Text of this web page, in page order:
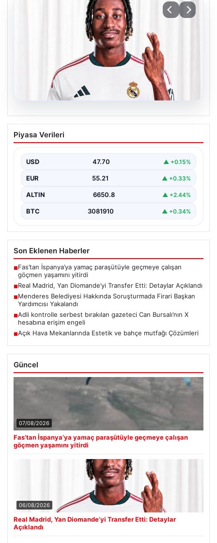
06.08.2026
Real Madrid, Yan Diomande’yi Transfer
Etti: Detaylar Açıklandı
gündeme oturdu. Kulüp, Fildişi Sahilli…
Piyasa Verileri
USD 47.70 ▲ +0.15%
EUR 55.21 ▲ +0.33%
ALTIN 6650.8 ▲ +2.44%
BTC 3081910 ▲ +0.34%
Son Eklenen Haberler
■Fas’tan İspanya’ya yamaç paraşütüyle geçmeye çalışan
göçmen yaşamını yitirdi
■Real Madrid, Yan Diomande’yi Transfer Etti: Detaylar Açıklandı
■Menderes Belediyesi Hakkında Soruşturmada Firari Başkan
Yardımcısı Yakalandı
■Adli kontrolle serbest bırakılan gazeteci Can Bursalı’nın X
hesabına erişim engeli
■Açık Hava Mekanlarında Estetik ve bahçe mutfağı Çözümleri
Güncel
07/08/2026
Fas’tan İspanya’ya yamaç paraşütüyle geçmeye çalışan
göçmen yaşamını yitirdi
06/08/2026
Real Madrid, Yan Diomande’yi Transfer Etti: Detaylar
Açıklandı